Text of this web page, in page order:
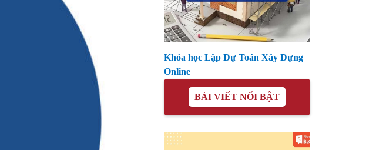
Khóa học Lập Dự Toán Xây Dựng
Online
BÀI VIẾT NỔI BẬT